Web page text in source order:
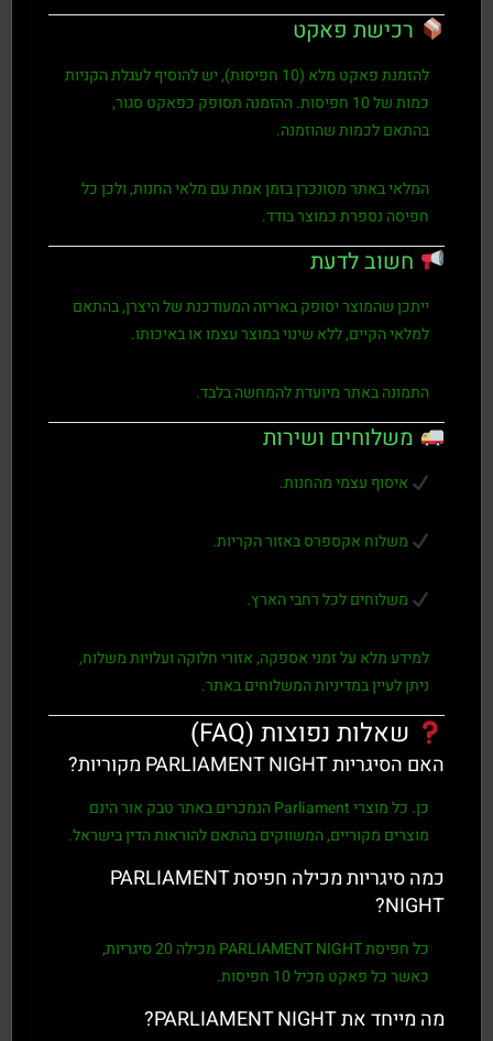
רכישת פאקט
להזמנת פאקט מלא (10 חפיסות), יש להוסיף לעגלת הקניות
כמות של10 חפיסות
. ההזמנה תסופק כפאקט סגור,
בהתאם לכמות שהוזמנה.
המלאי באתר מסונכרן בזמן אמת עם מלאי החנות, ולכן כל
חפיסה נספרת כמוצר בודד.
חשוב לדעת
ייתכן שהמוצר יסופק באריזה המעודכנת של היצרן, בהתאם
למלאי הקיים, ללא שינוי במוצר עצמו או באיכותו.
התמונה באתר מיועדת להמחשה בלבד.
משלוחים ושירות
איסוף עצמי מהחנות.
משלוח אקספרס באזור הקריות.
משלוחים לכל רחבי הארץ.
למידע מלא על זמני אספקה, אזורי חלוקה ועלויות משלוח,
ניתן לעיין במדיניות המשלוחים באתר.
שאלות נפוצות (FAQ)
האם הסיגריות PARLIAMENT NIGHT מקוריות?
כן. כל מוצריParliamentהנמכרים באתרטבק אורהינם
מוצרים מקוריים, המשווקים בהתאם להוראות הדין בישראל.
כמה סיגריות מכילה חפיסת PARLIAMENT
NIGHT?
כל חפיסתPARLIAMENT NIGHTמכילה20 סיגריות
,
כאשר כל פאקט מכיל10 חפיסות .
מה מייחד את PARLIAMENT NIGHT?